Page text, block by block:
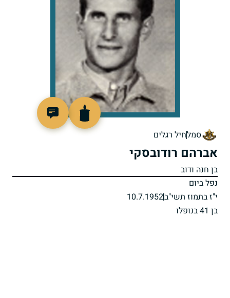
סמלחיל רגלים
אברהם רודובסקי
בן חנה ודוב
נפל ביום
י"ז בתמוז תשי"ב10.7.1952
בן 41 בנופלו